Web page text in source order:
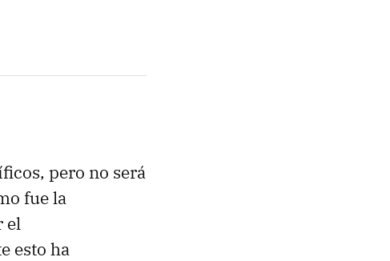
pero no será
fue la
el
esto ha